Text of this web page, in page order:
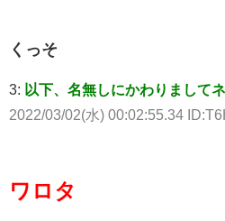
くっそ
3: 以下、名無しにかわりまして
2022/03/02(水) 00:02:55.34
ワロタ